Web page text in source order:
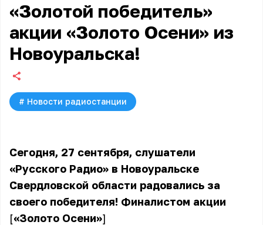
«Золотой победитель»
акции «Золото Осени» из
Новоуральска!
# Новости радиостанции
Сегодня, 27 сентября, слушатели
«Русского Радио» в Новоуральске
Свердловской области радовались за
своего победителя! Финалистом акции
[«Золото Осени»]